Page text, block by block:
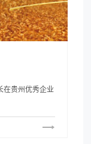
在贵州优秀企业